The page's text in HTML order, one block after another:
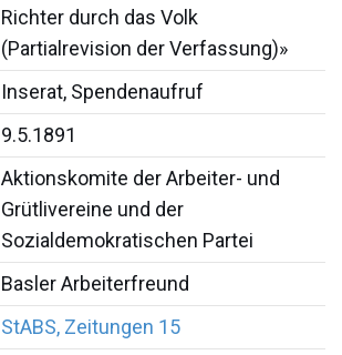
Richter durch das Volk
(Partialrevision der Verfassung)»
Inserat, Spendenaufruf
9.5.1891
Aktionskomite der Arbeiter- und
Grütlivereine und der
Sozialdemokratischen Partei
Basler Arbeiterfreund
StABS, Zeitungen 15